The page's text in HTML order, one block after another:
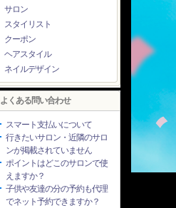
サロン
スタイリスト
クーポン
ヘアスタイル
ネイルデザイン
よくある問い合わせ
スマート支払いについて
行きたいサロン・近隣のサロ
ンが掲載されていません
ポイントはどこのサロンで使
えますか？
子供や友達の分の予約も代理
でネット予約できますか？